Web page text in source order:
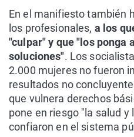
En el manifiesto también
los profesionales, a los
"culpar" y que "los ponga
soluciones". Los
2.000 mujeres no fueron
resultados no
que vulnera derechos
pone en riesgo "la salud y
confiaron en el sistema